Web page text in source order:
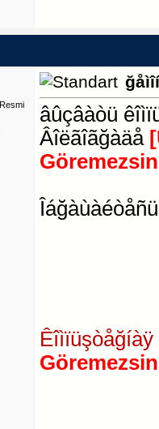
âûçâàòü
Âîëãîãğàäå